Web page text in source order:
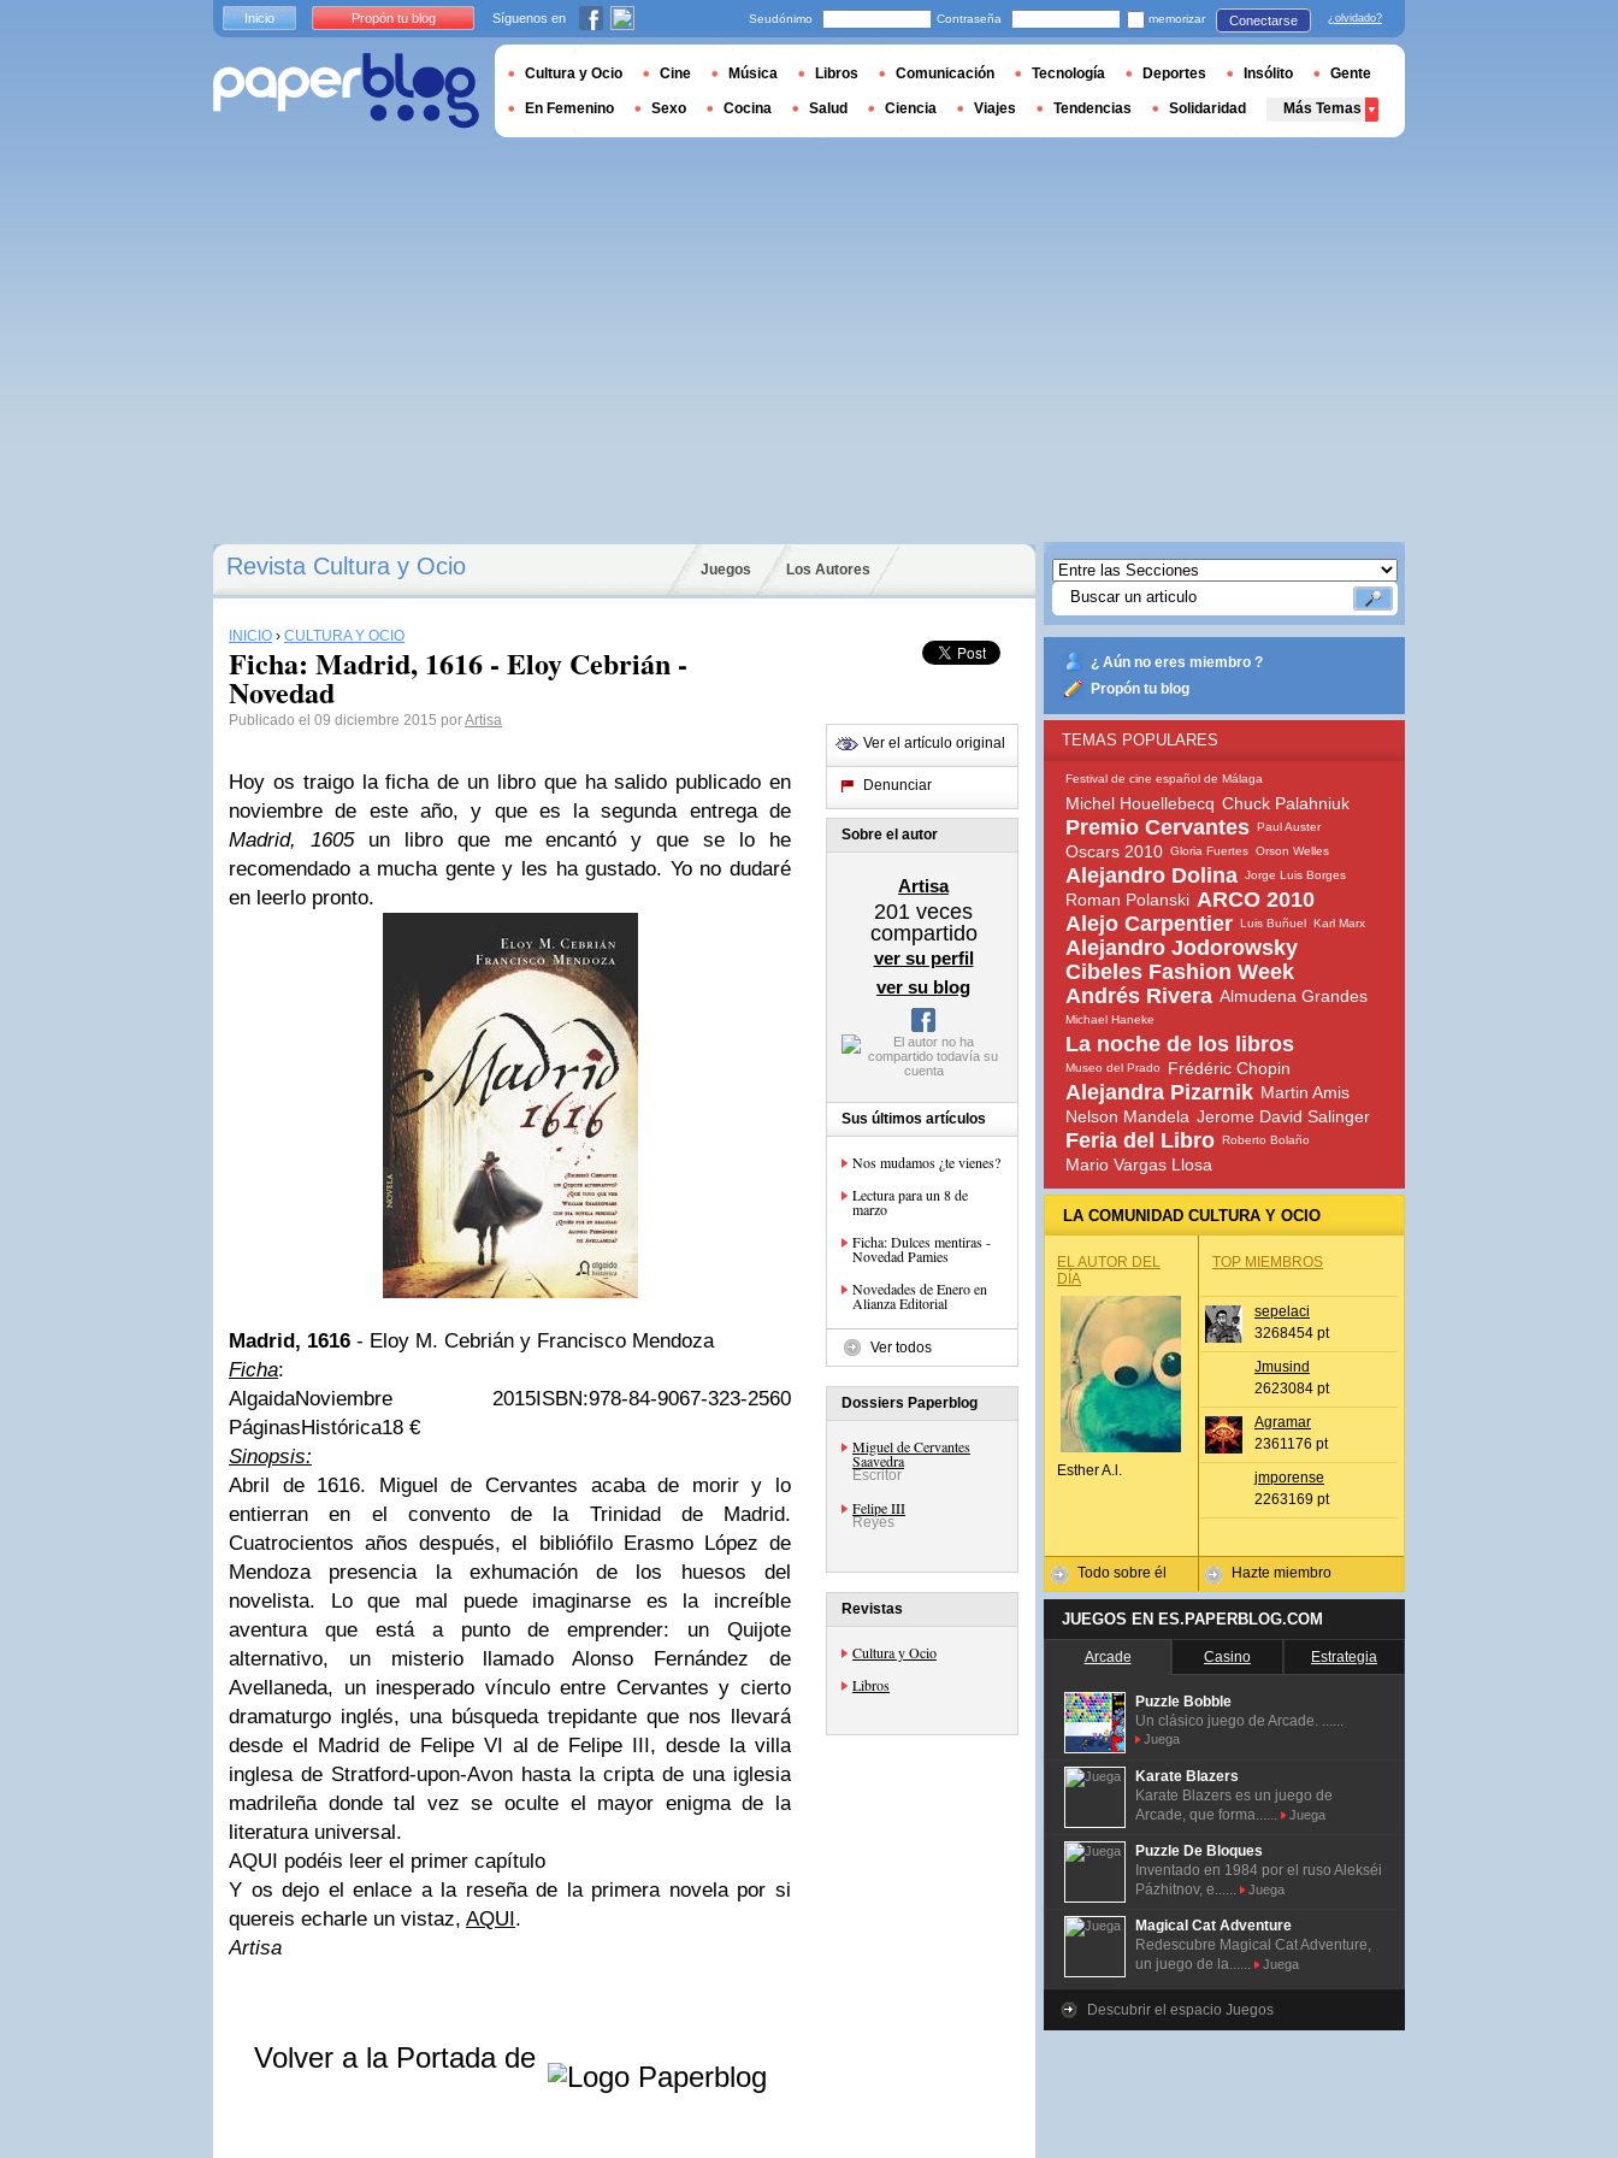
Revista Cultura y Ocio Juegos Los Autores
INICIO › CULTURA Y OCIO
Ficha: Madrid, 1616 - Eloy Cebrián -
Novedad
Publicado el 09 diciembre 2015 porArtisa
Hoy os traigo la ficha de un libro que ha salido publicado en
noviembre de este año, y que es la segunda entrega de
Madrid, 1605un libro que me encantó y que se lo he
recomendado a mucha gente y les ha gustado. Yo no dudaré
en leerlo pronto.
Madrid, 1616 - Eloy M. Cebrián y Francisco Mendoza
Ficha:
AlgaidaNoviembre 2015ISBN:978-84-9067-323-2560
PáginasHistórica18 €
Sinopsis:
Abril de 1616. Miguel de Cervantes acaba de morir y lo
entierran en el convento de la Trinidad de Madrid.
Cuatrocientos años después, el bibliófilo Erasmo López de
Mendoza presencia la exhumación de los huesos del
novelista. Lo que mal puede imaginarse es la increíble
aventura que está a punto de emprender: un Quijote
alternativo, un misterio llamado Alonso Fernández de
Avellaneda, un inesperado vínculo entre Cervantes y cierto
dramaturgo inglés, una búsqueda trepidante que nos llevará
desde el Madrid de Felipe VI al de Felipe III, desde la villa
inglesa de Stratford-upon-Avon hasta la cripta de una iglesia
madrileña donde tal vez se oculte el mayor enigma de la
literatura universal.
AQUI podéis leer el primer capítulo
Y os dejo el enlace a la reseña de la primera novela por si
quereis echarle un vistaz, AQUI.
Artisa
Volver a la Portada de
Ver el artículo original
Denunciar
Sobre el autor
Artisa
201 veces
compartido
ver su perfil
ver su blog
Sus últimos artículos
Nos mudamos ¿te vienes?
Lectura para un 8 de
marzo
Ficha: Dulces mentiras -
Novedad Pamies
Novedades de Enero en
Alianza Editorial
Ver todos
Dossiers Paperblog
Miguel de Cervantes
Saavedra
Escritor
Felipe III
Reyes
Revistas
Cultura y Ocio
Libros
¿ Aún no eres miembro ?
Propón tu blog
TEMAS POPULARES
Festival de cine español de Málaga
Michel Houellebecq Chuck Palahniuk
Premio Cervantes Paul Auster
Oscars 2010 Gloria Fuertes Orson Welles
Alejandro Dolina Jorge Luis Borges
Roman Polanski ARCO 2010
Alejo Carpentier Luis Buñuel Karl Marx
Alejandro Jodorowsky
Cibeles Fashion Week
Andrés Rivera Almudena Grandes
Michael Haneke
La noche de los libros
Museo del Prado Frédéric Chopin
Alejandra Pizarnik Martin Amis
Nelson Mandela Jerome David Salinger
Feria del Libro Roberto Bolaño
Mario Vargas Llosa
LA COMUNIDAD CULTURA Y OCIO
EL AUTOR DEL
DÍA
Esther A.l.
Todo sobre él
TOP MIEMBROS
sepelaci
3268454 pt
Jmusind
2623084 pt
Agramar
2361176 pt
jmporense
2263169 pt
Hazte miembro
JUEGOS EN ES.PAPERBLOG.COM
Arcade Casino Estrategia
Puzzle Bobble
Un clásico juego de Arcade. ......
Juega
Karate Blazers
Karate Blazers es un juego de
Arcade, que forma......
Juega
Puzzle De Bloques
Inventado en 1984 por el ruso Alekséi
Pázhitnov, e......
Juega
Magical Cat Adventure
Redescubre Magical Cat Adventure,
un juego de la......
Juega
Descubrir el espacio Juegos
Inicio Propón tu blog Síguenos en Seudónimo Contraseña memorizar Conectarse ¿olvidado?
Cultura y Ocio Cine Música Libros Comunicación Tecnología Deportes Insólito Gente
En Femenino Sexo Cocina Salud Ciencia Viajes Tendencias Solidaridad Más Temas